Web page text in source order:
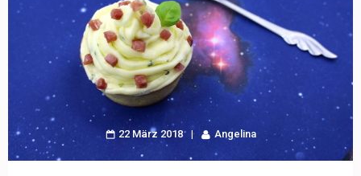
22 März 2018 Angelina